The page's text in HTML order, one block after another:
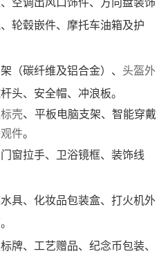
轮毂嵌件、摩托车油箱及护
（碳纤维及铝合金）、 头盔外
头、安全帽、冲浪板。
壳、 平板电脑支架、智能穿戴
件。
窗拉手、卫浴镜框、装饰线
具、化妆品包装盒、打火机外
牌、工艺赠品、纪念币包装、